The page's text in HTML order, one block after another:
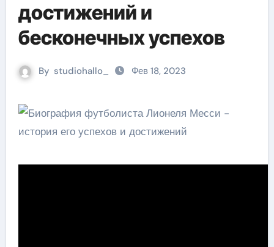
достижений и
бесконечных успехов
By studiohallo_ Фев 18, 2023